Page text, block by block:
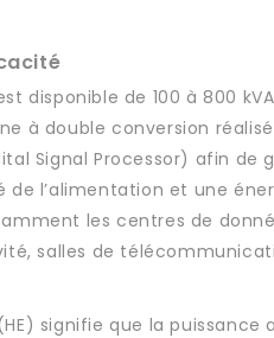
est disponible de 100 à 800
à double conversion
Signal Processor) afin
de l’alimentation et une
les centres de
salles de
signifie que la